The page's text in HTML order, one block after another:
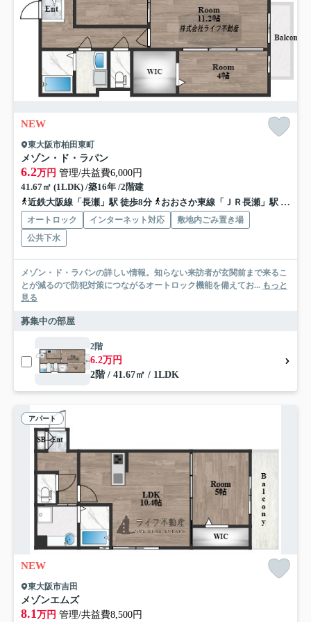
NEW
東大阪市柏田東町
メゾン・ド・ラパン
6.2万円 管理/共益費6,000円
41.67㎡ (1LDK) /築16年 /2階建
近鉄大阪線「長瀬」駅 徒歩8分
おおさか東線「ＪＲ長瀬」駅 徒歩9分
オートロック インターネット対応
敷地内ごみ置き場
公共下水
メゾン・ド・ラパンの詳しい情報。知らない来訪者が玄関前まで来るこ
とが減るので防犯対策につながるオートロック機能を備えてお... もっと
見る
募集中の部屋
2階
6.2万円
2階 / 41.67㎡ / 1LDK
アパート
NEW
東大阪市吉田
メゾンエムズ
8.1万円 管理/共益費8,500円